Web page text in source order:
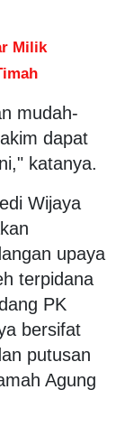
Milik
mudah-
dapat
katanya.
Wijaya
upaya
terpidana
PK
bersifat
putusan
Agung